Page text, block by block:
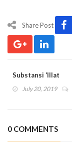
Share Post
Substansi ‘Illat
July 20, 2019
0 COMMENTS